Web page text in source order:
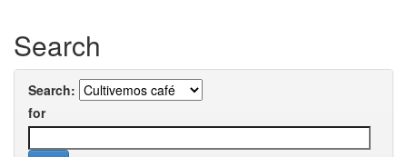
Search
Search:
for